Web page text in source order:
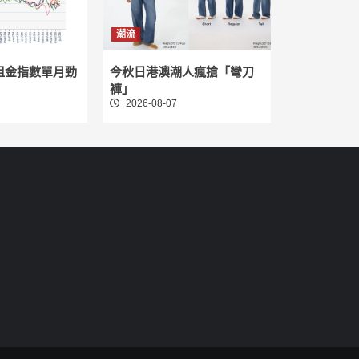
金指數單月勁
潮流
今秋日港澳潮人瘋搶「彎刀
褲」
2026-08-07